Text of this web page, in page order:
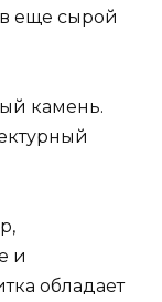
в еще сырой
камень.
и
обладает